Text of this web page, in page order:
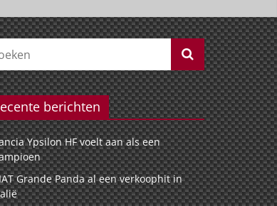
berichten
Ypsilon HF voelt aan als een
Grande Panda al een verkoophit in